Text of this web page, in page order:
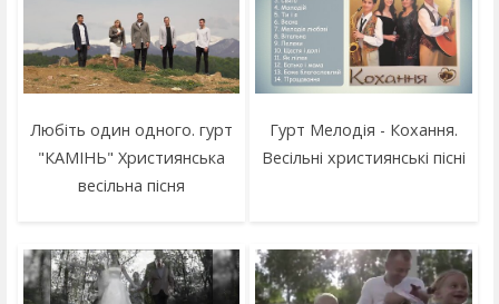
Любіть один одного. гурт
"КАМІНЬ" Християнська
весільна пісня
Гурт Мелодія - Кохання.
Весільні християнські пісні